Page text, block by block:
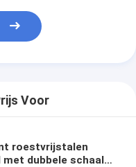
Voor
roestvrijstalen
dubbele schaal